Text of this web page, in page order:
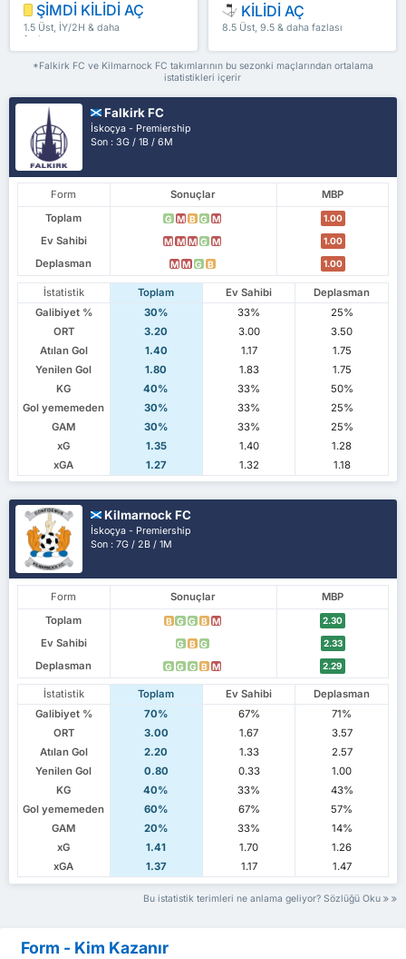
ŞİMDİ KİLİDİ AÇ
1.5 Üst, İY/2H & daha
fazlası
KİLİDİ AÇ
8.5 Üst, 9.5 & daha fazlası
*Falkirk FC ve Kilmarnock FC takımlarının bu sezonki maçlarından ortalama
istatistikleri içerir
Falkirk FC
İskoçya - Premiership
Son : 3G / 1B / 6M
Form Sonuçlar
MBP
Toplam
G M B G M 1.00
Ev Sahibi M M M G M 1.00
Deplasman M M G B 1.00
İstatistik Toplam Ev Sahibi
Deplasman
Galibiyet %
30% 33%
25%
ORT
3.20 3.00
3.50
Atılan Gol
1.40 1.17
1.75
Yenilen Gol
1.80 1.83
1.75
KG
40% 33%
50%
Gol yememeden
30% 33%
25%
GAM
30% 33%
25%
xG
1.35 1.40
1.28
xGA
1.27 1.32 1.18
Kilmarnock FC
İskoçya - Premiership
Son : 7G / 2B / 1M
Form Sonuçlar
MBP
Toplam
B G G B M 2.30
Ev Sahibi G B G 2.33
Deplasman G G G B M 2.29
İstatistik Toplam Ev Sahibi
Deplasman
Galibiyet %
70% 67%
71%
ORT
3.00 1.67
3.57
Atılan Gol
2.20 1.33
2.57
Yenilen Gol
0.80 0.33
1.00
KG
40% 33%
43%
Gol yememeden
60% 67%
57%
GAM
20% 33%
14%
xG
1.41 1.70
1.26
xGA
1.37 1.17 1.47
Bu istatistik terimleri ne anlama geliyor? Sözlüğü Oku
Form - Kim Kazanır